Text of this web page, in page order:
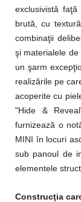
exclusivistă
brută, cu
combinaţii
şi materialele de
un şarm
realizările pe
acoperite cu
"Hide &
furnizează o
MINI în locuri
sub panoul de
elementele
Construcţia